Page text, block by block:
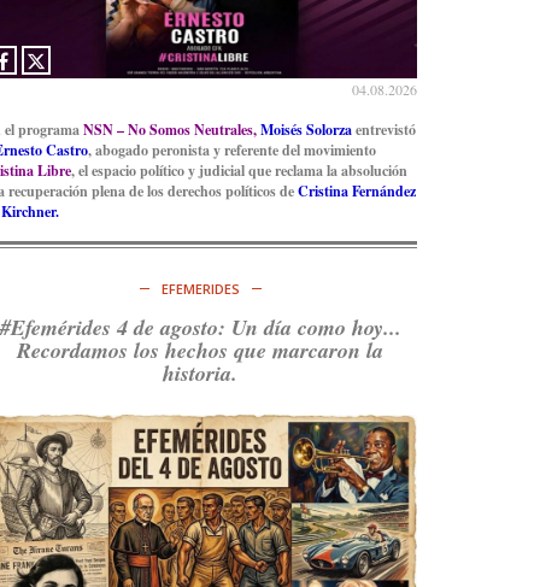
04.08.2026
el programaNSN – No Somos Neutrales,Moisés Solorzaentrevistó
Castro, abogado peronista y referente del movimiento
Libre, el espacio político y judicial que reclama la absolución
recuperación plena de los derechos políticos deCristina Fernández
EFEMERIDES
#Efemérides 4 de agosto: Un día como hoy...
Recordamos los hechos que marcaron la
historia.